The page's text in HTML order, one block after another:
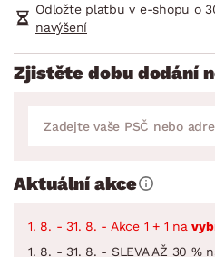
Odložte platbu v e-shopu o
navýšení
Zjistěte dobu dodání
Aktuální akce
1. 8. - 31. 8. - Akce 1 + 1 na
1. 8. - 31. 8. - SLEVA AŽ 30 %